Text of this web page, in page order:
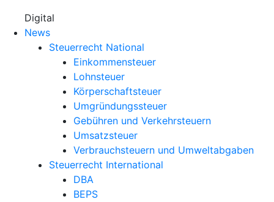
Digital
News
Steuerrecht National
Einkommensteuer
Lohnsteuer
Körperschaftsteuer
Umgründungssteuer
Gebühren und Verkehrsteuern
Umsatzsteuer
Verbrauchsteuern und Umweltabgaben
Steuerrecht International
DBA
BEPS